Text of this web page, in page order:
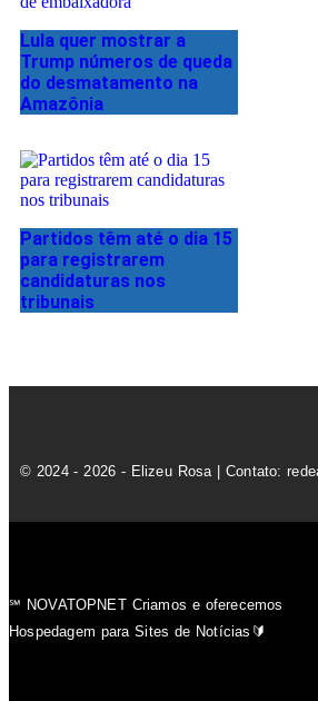
Lula quer mostrar a
Trump números de queda
do desmatamento na
Amazônia
Partidos têm até o dia 15
para registrarem
candidaturas nos
tribunais
© 2024 - 2026 - Elizeu Rosa | Contato:
℠ NOVATOPNET Criamos e oferecemos
Hospedagem para Sites de Notícias🔰